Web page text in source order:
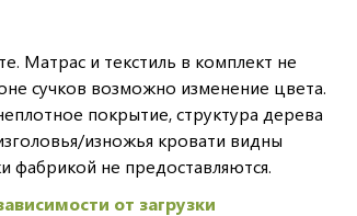
Матрас и текстиль в комплект не
сучков возможно изменение цвета.
покрытие, структура дерева
изножья кровати видны
фабрикой не предоставляются.
от загрузки